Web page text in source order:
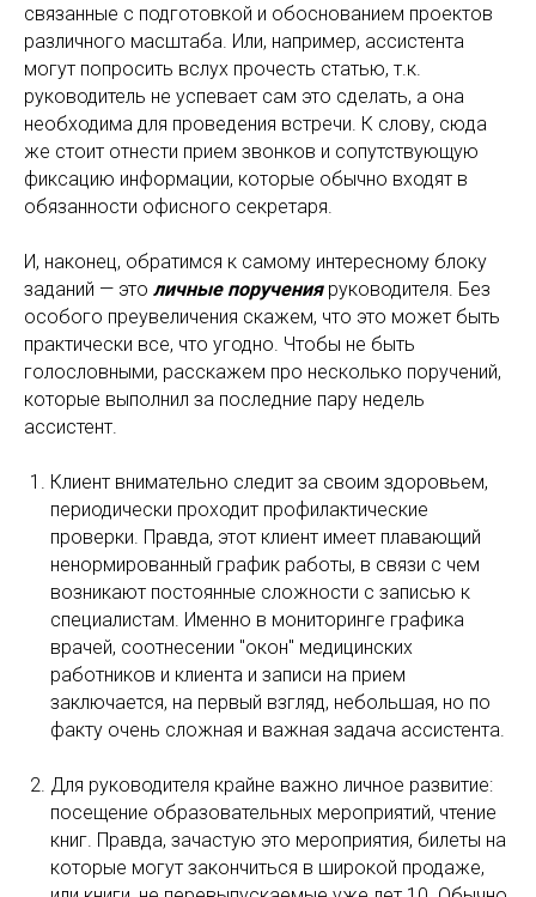
связанные с подготовкой и обоснованием проектов
различного масштаба. Или, например, ассистента
могут попросить вслух прочесть статью, т.к.
руководитель не успевает сам это сделать, а она
необходима для проведения встречи. К слову, сюда
же стоит отнести прием звонков и сопутствующую
фиксацию информации, которые обычно входят в
обязанности офисного секретаря.
И, наконец, обратимся к самому интересному блоку
заданий — это личные порученияруководителя. Без
особого преувеличения скажем, что это может быть
практически все, что угодно. Чтобы не быть
голословными, расскажем про несколько поручений,
которые выполнил за последние пару недель
ассистент.
Клиент внимательно следит за своим здоровьем,
периодически проходит профилактические
проверки. Правда, этот клиент имеет плавающий
ненормированный график работы, в связи с чем
возникают постоянные сложности с записью к
специалистам. Именно в мониторинге графика
врачей, соотнесении "окон" медицинских
работников и клиента и записи на прием
заключается, на первый взгляд, небольшая, но по
факту очень сложная и важная задача ассистента.
Для руководителя крайне важно личное развитие:
посещение образовательных мероприятий, чтение
книг. Правда, зачастую это мероприятия, билеты на
которые могут закончиться в широкой продаже,